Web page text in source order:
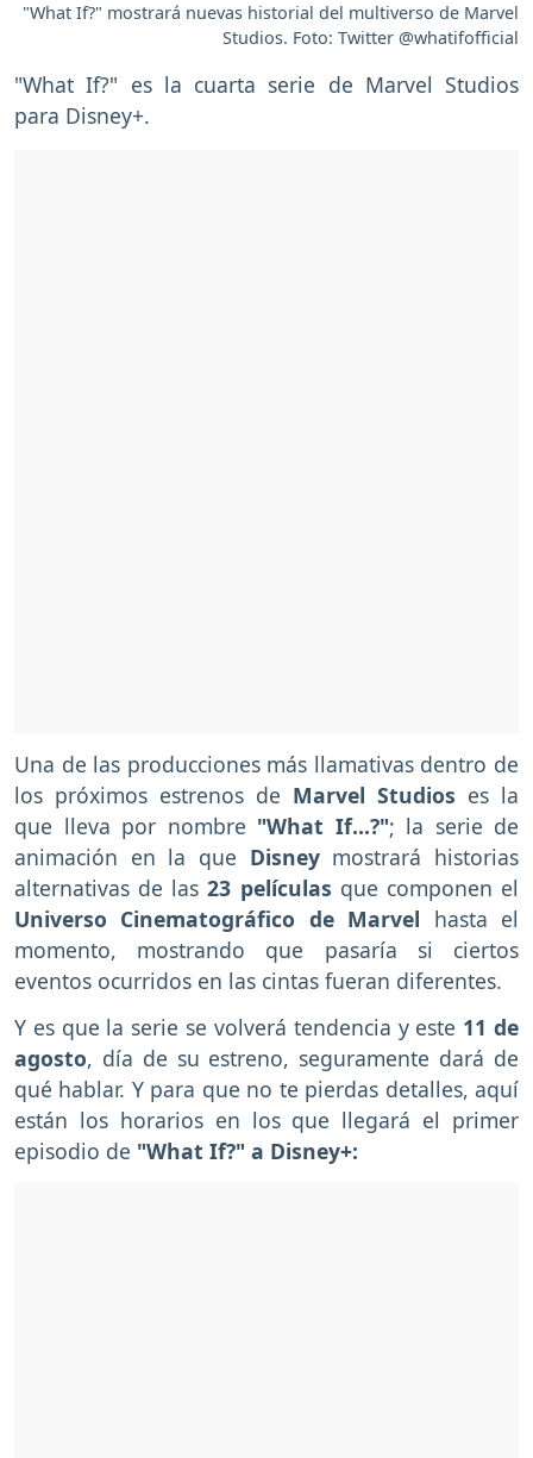
"What If?" mostrará nuevas historial del multiverso de Marvel
Studios. Foto: Twitter @whatifofficial
"What If?" es la cuarta serie de Marvel Studios
para Disney+.
Una de las producciones más llamativas dentro de
los próximos estrenos de Marvel Studios es la
que lleva por nombre "What If...?"; la serie de
animación en la que Disney mostrará historias
alternativas de las23 películas que componen el
Universo Cinematográfico de Marvel hasta el
momento, mostrando que pasaría si ciertos
eventos ocurridos en las cintas fueran diferentes.
Y es que la serie se volverá tendencia y este 11 de
agosto, día de su estreno, seguramente dará de
qué hablar. Y para que no te pierdas detalles, aquí
están los horarios en los que llegará el primer
episodio de "What If?" a Disney+: